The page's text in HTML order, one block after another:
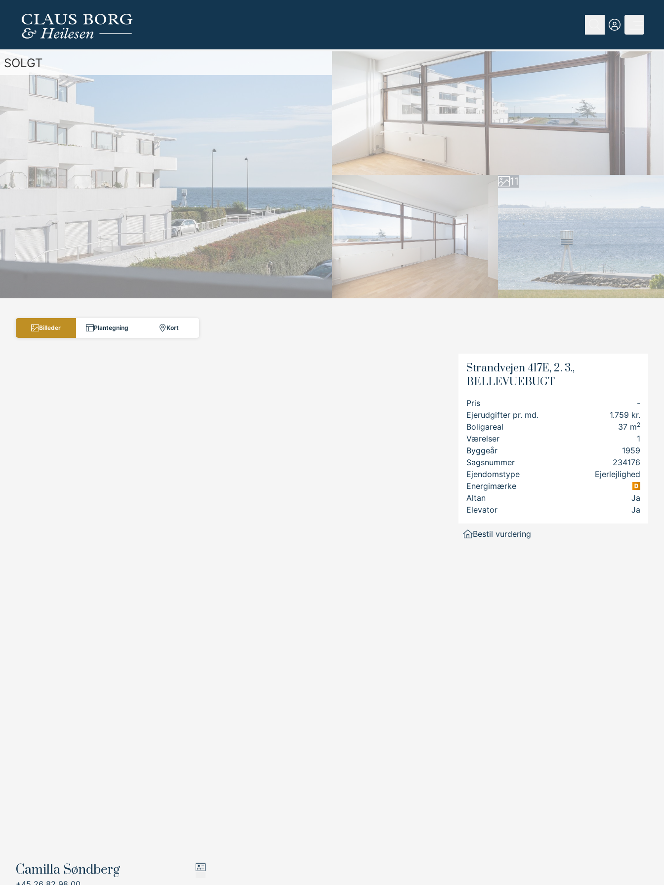
SOLGT
1
3
4
5
6
8
9
1
3
4
5
6
7
8
9
Billeder Plantegning Kort
Strandvejen 417E, 2. 3.,
BELLEVUEBUGT
Pris
-
Ejerudgifter pr. md.
1.759 kr.
Boligareal
37 m2
Værelser
1
Byggeår
1959
Sagsnummer
234176
Ejendomstype
Ejerlejlighed
Energimærke
Altan
Ja
Elevator
Ja
Bestil vurdering
Camilla Søndberg